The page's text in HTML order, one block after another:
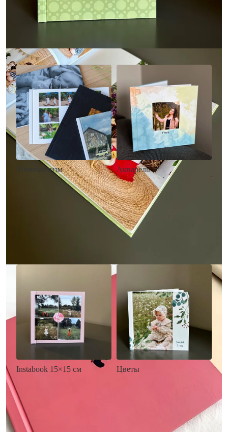
Другие стили фотокниг
Минимализм
• Загрузка фото и текста
Акварель
• Декор в стиле
акварельных красок
• Выбор цвета фона
• Загрузка фото и текста
Заказать
Instabook 15×15 см
• Выбор цвета фона
• Загрузка фото и текста
Заказать
Цветы